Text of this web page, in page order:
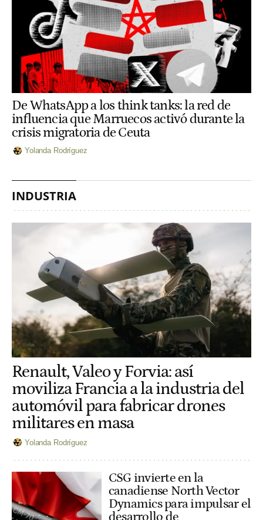
De WhatsApp a los think tanks: la red de
influencia que Marruecos activó durante la
crisis migratoria de Ceuta
Yolanda Rodríguez
INDUSTRIA
Renault, Valeo y Forvia: así
moviliza Francia a la industria del
automóvil para fabricar drones
militares en masa
Yolanda Rodríguez
CSG invierte en la
canadiense North Vector
Dynamics para impulsar el
desarrollo de